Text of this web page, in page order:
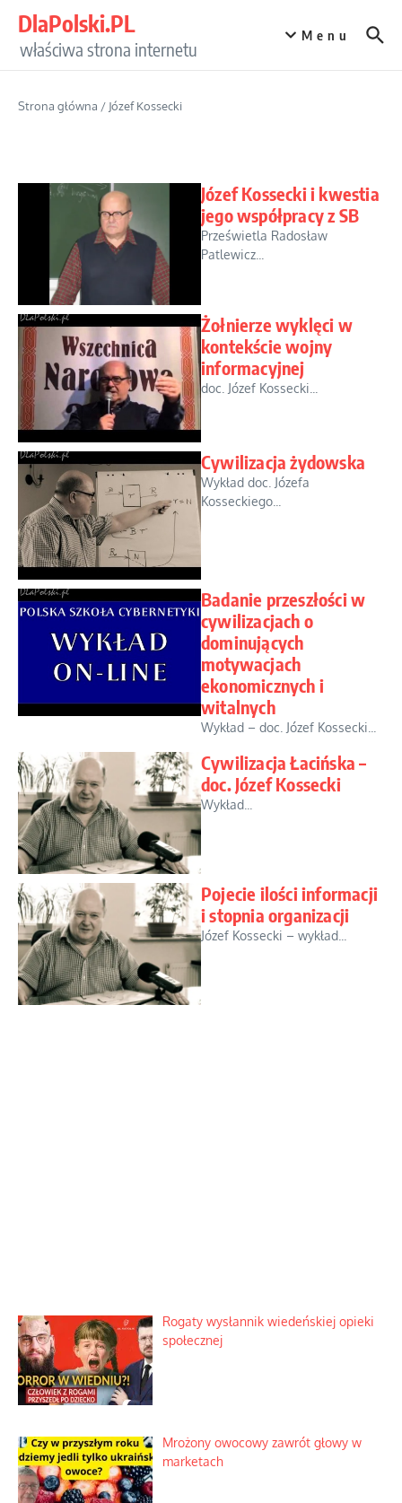
DlaPolski.PL
właściwa strona internetu
Menu
Strona główna / Józef Kossecki
Józef Kossecki i kwestia
jego współpracy z SB
Prześwietla Radosław
Patlewicz...
Żołnierze wyklęci w
kontekście wojny
informacyjnej
doc. Józef Kossecki...
Cywilizacja żydowska
Wykład doc. Józefa
Kosseckiego...
Badanie przeszłości w
cywilizacjach o
dominujących
motywacjach
ekonomicznych i
witalnych
Wykład – doc. Józef Kossecki...
Cywilizacja Łacińska –
doc. Józef Kossecki
Wykład...
Pojecie ilości informacji
i stopnia organizacji
Józef Kossecki – wykład...
Rogaty wysłannik wiedeńskiej opieki
społecznej
Mrożony owocowy zawrót głowy w
marketach